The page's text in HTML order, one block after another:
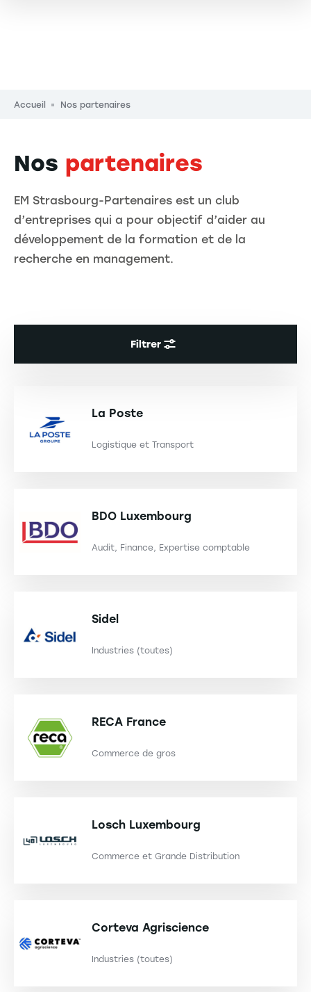
Fil d'Ariane
Accueil Nos partenaires
Nos partenaires
EM Strasbourg-Partenaires est un club
d’entreprises qui a pour objectif d’aider au
développement de la formation et de la
recherche en management.
Filtrer
La Poste
Logistique et Transport
BDO Luxembourg
Audit, Finance, Expertise comptable
Sidel
Industries (toutes)
RECA France
Commerce de gros
Losch Luxembourg
Commerce et Grande Distribution
Corteva Agriscience
Industries (toutes)